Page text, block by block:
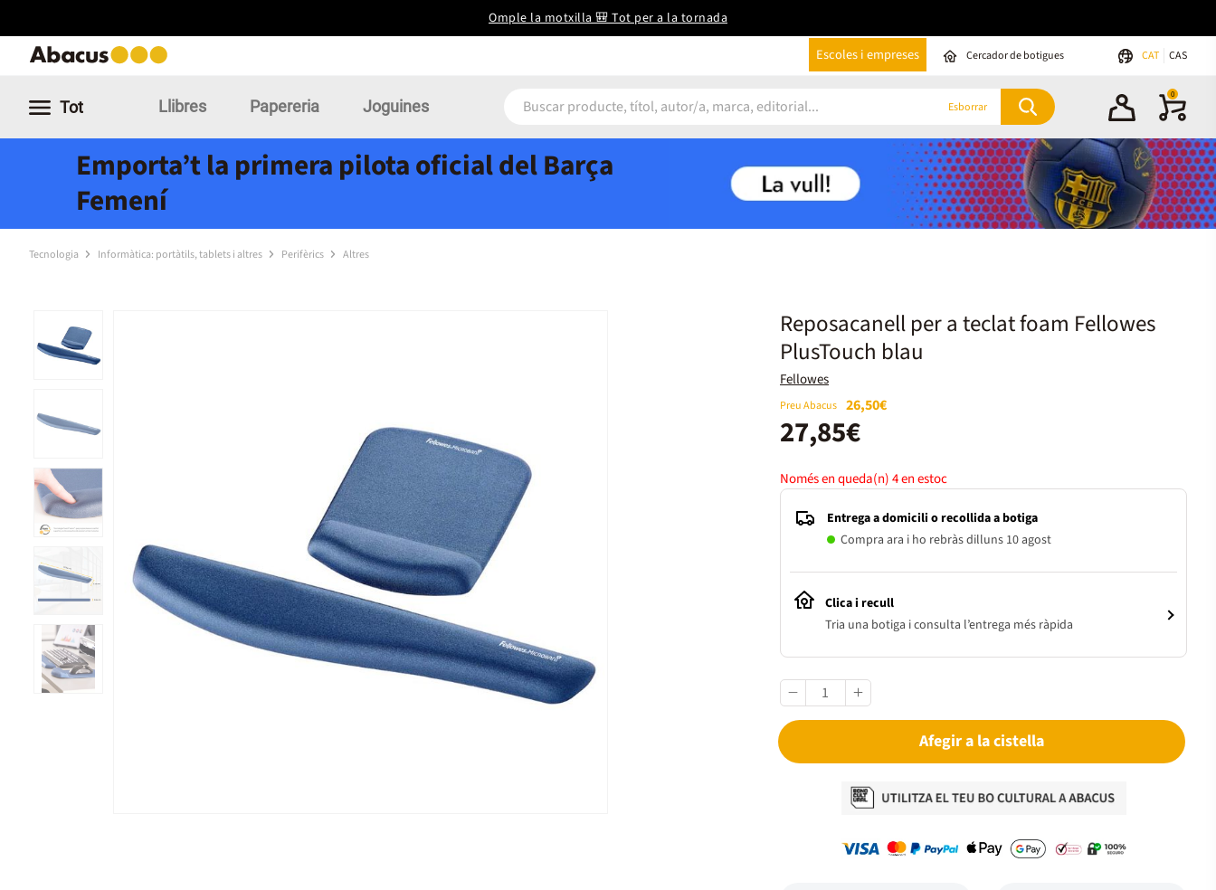
Omple la motxilla 🎒 Tot per a la tornada
Escoles i empreses Cercador de botigues CAT CAS
Tot Llibres Papereria Joguines Esborrar
0
Emporta’t la primera pilota oficial del Barça
Femení
Tecnologia Informàtica: portàtils, tablets i altres Perifèrics Altres
Reposacanell per a teclat foam Fellowes
PlusTouch blau
Fellowes
Preu Abacus 26,50€
27,85€
Només en queda(n)4en estoc
Entrega a domicili o recollida a botiga
Compra ara i ho rebràs dilluns 10 agost
Clica i recull
Tria una botiga i consulta l’entrega més ràpida
Afegir a la cistella